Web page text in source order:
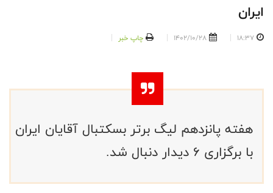
ایران
18:37
1402/10/28 چاپ خبر
هفته پانزدهم لیگ برتر بسکتبال آقایان ایران
با برگزاری ۶ دیدار دنبال شد.